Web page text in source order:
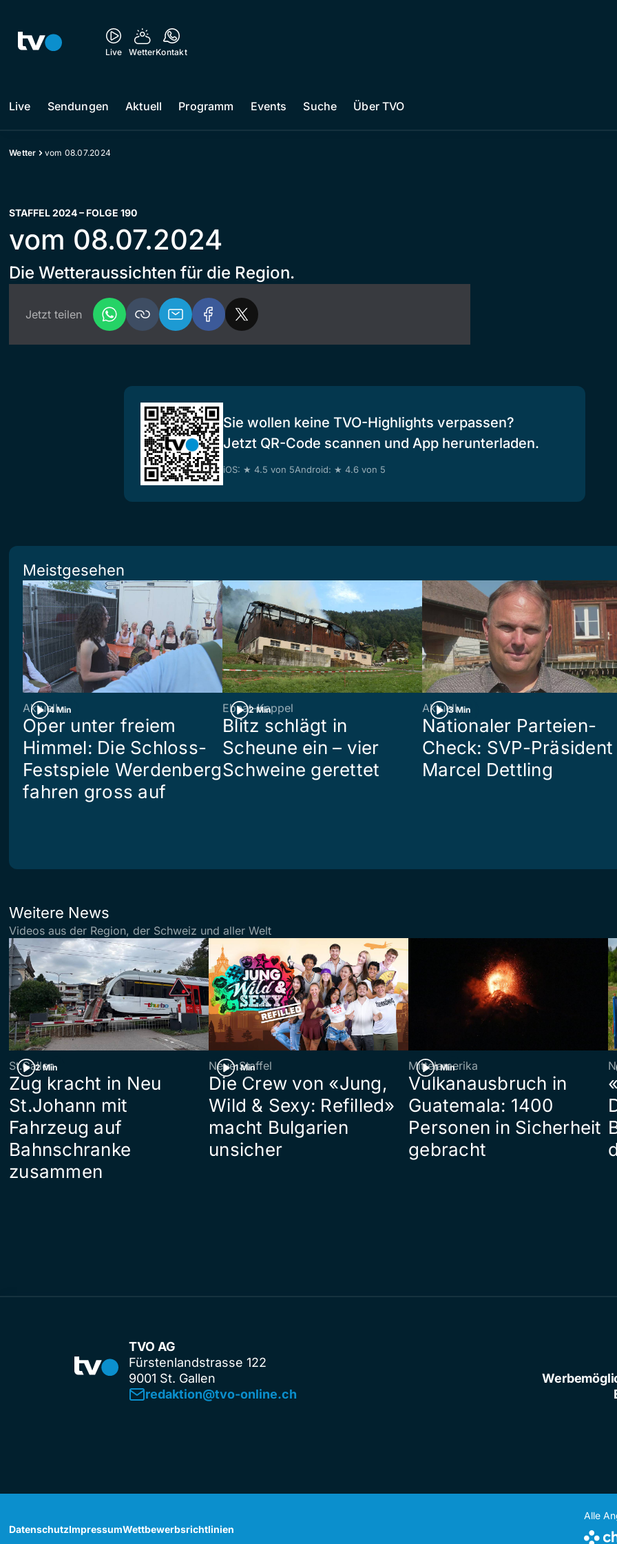
Live WetterKontakt
Live Sendungen Aktuell Programm Events Suche Über TVO
Wetter vom 08.07.2024
STAFFEL 2024 – FOLGE 190
vom 08.07.2024
Die Wetteraussichten für die Region.
Jetzt teilen
Sie wollen keine TVO-Highlights verpassen?
Jetzt QR-Code scannen und App herunterladen.
iOS: ★ 4.5 von 5Android: ★ 4.6 von 5
Meistgesehen
4 Min
Aktuell
Oper unter freiem
Himmel: Die Schloss-
Festspiele Werdenberg
fahren gross auf
2 Min
Ebnat-Kappel
Blitz schlägt in
Scheune ein – vier
Schweine gerettet
3 Min
Aktuell
Nationaler Parteien-
Check: SVP-Präsident
Marcel Dettling
Weitere News
Videos aus der Region, der Schweiz und aller Welt
2 Min
St.Gallen
Zug kracht in Neu
St.Johann mit
Fahrzeug auf
Bahnschranke
zusammen
1 Min
Neue Staffel
Die Crew von «Jung,
Wild & Sexy: Refilled»
macht Bulgarien
unsicher
1 Min
Mittelamerika
Vulkanausbruch in
Guatemala: 1400
Personen in Sicherheit
gebracht
TVO AG
Fürstenlandstrasse 122
9001 St. Gallen
redaktion@tvo-online.ch
DatenschutzImpressumWettbewerbsrichtlinien
Alle